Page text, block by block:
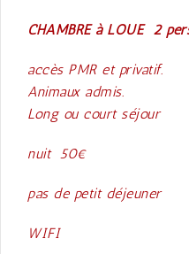
CHAMBRE à LOUE 2
accès PMR et privatif.
Animaux admis.
Long ou court séjour
nuit 50€
pas de petit déjeuner
WIFI